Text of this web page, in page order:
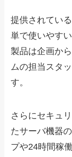
提供されてい
単で使いやす
製品は企画か
ムの担当スタ
す。
さらにセキュ
たサーバ機器
プや24時間稼